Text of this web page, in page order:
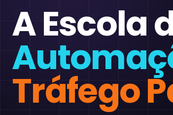
A Escola
Tráfego